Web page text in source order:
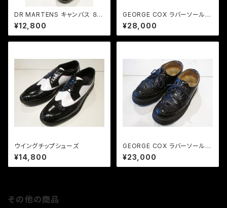
DR MARTENS キャンバス ８ホ
ールスニーカー
¥12,800
GEORGE COX ラバーソール 3
588GIBSON USED
¥28,000
ウイングチップシューズ
¥14,800
GEORGE COX ラバーソール 3
588GIBSON USED
¥23,000
その他の商品